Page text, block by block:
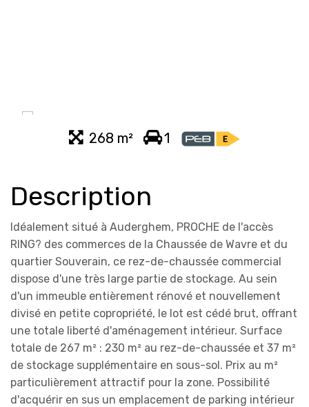
268 m² 1
Description
Idéalement situé à Auderghem, PROCHE de l'accès
RING? des commerces de la Chaussée de Wavre et du
quartier Souverain, ce rez-de-chaussée commercial
dispose d'une très large partie de stockage. Au sein
d'un immeuble entièrement rénové et nouvellement
divisé en petite copropriété, le lot est cédé brut, offrant
une totale liberté d'aménagement intérieur. Surface
totale de 267 m² : 230 m² au rez-de-chaussée et 37 m²
de stockage supplémentaire en sous-sol. Prix au m²
particulièrement attractif pour la zone. Possibilité
d'acquérir en sus un emplacement de parking intérieur